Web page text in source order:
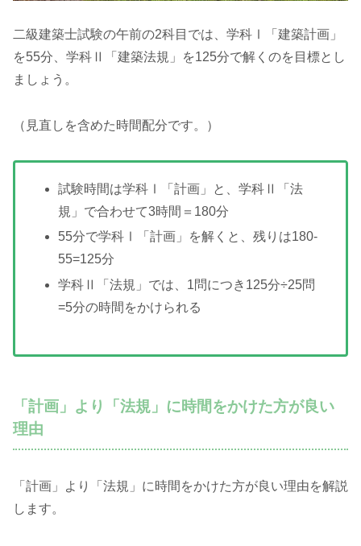
二級建築士試験の午前の2科目では、学科Ⅰ「建築計画」
を55分、学科Ⅱ「建築法規」を125分で解くのを目標とし
ましょう。
（見直しを含めた時間配分です。）
試験時間は学科Ⅰ「計画」と、学科Ⅱ「法
規」で合わせて3時間＝180分
55分で学科Ⅰ「計画」を解くと、残りは180-
55=125分
学科Ⅱ「法規」では、1問につき125分÷25問
=5分の時間をかけられる
「計画」より「法規」に時間をかけた方が良い
理由
「計画」より「法規」に時間をかけた方が良い理由を解説
します。